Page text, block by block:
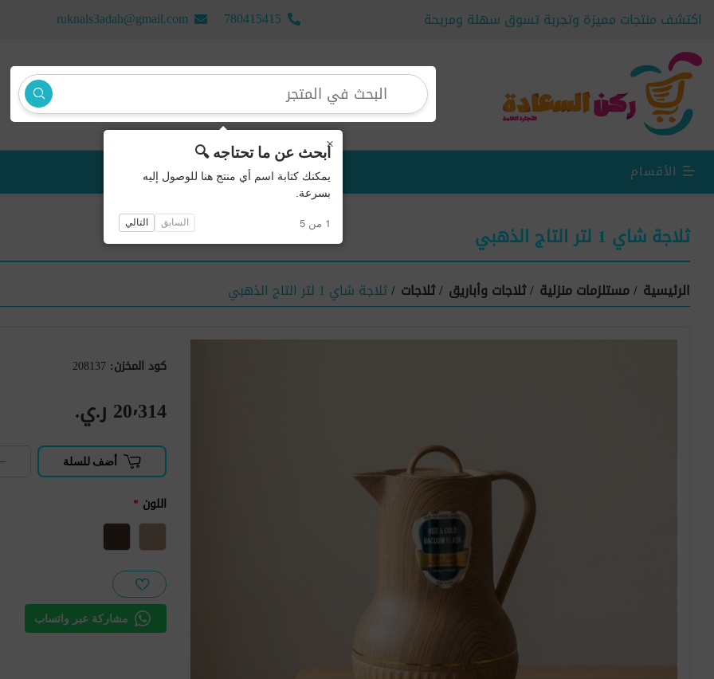
اكتشف منتجات مميزة وتجربة تسوق سهلة ومريحة 780415415
ruknals3adah@gmail.com
الأقسام منتجات جديدة
ثلاجة شاي 1 لتر التاج الذهبي
الرئيسية /مستلزمات منزلية /ثلاجات وأباريق /ثلاجات /ثلاجة شاي 1 لتر التاج الذهبي
كود المخزن: 208137
20٬314 ر.ي.‏
أضف للسلة
اللون *
مشاركة عبر واتساب
×ابحث عن ما تحتاجه 🔍
يمكنك كتابة اسم أي منتج هنا للوصول إليه
بسرعة.
1 من 5 السابق التالي